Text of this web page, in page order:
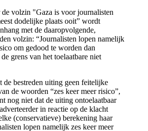
volzin "Gaza is voor journalisten
dodelijke plaats ooit” wordt
met de daaropvolgende,
volzin: “Journalisten lopen namelijk
om gedood te worden dan
grens van het toelaatbare niet
de bestreden uiting geen feitelijke
de woorden “zes keer meer risico”,
nog niet dat de uiting ontoelaatbaar
in reactie op de klacht
(conservatieve) berekening haar
lopen namelijk zes keer meer